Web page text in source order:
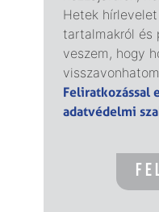
Hetek
tartalmakról és
veszem, hogy
Feliratkozással
adatvédelmi